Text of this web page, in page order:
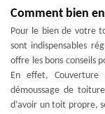
Comment bien
Pour le bien de votre
sont indispensables
offre les bons conseils
En effet,
démoussage de
d’avoir un toit propre,